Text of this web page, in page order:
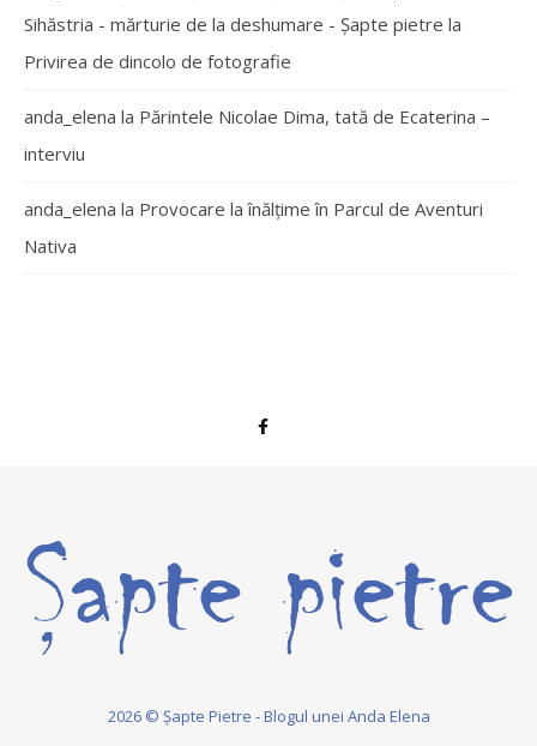
Sihăstria - mărturie de la deshumare - Şapte pietre la
Privirea de dincolo de fotografie
anda_elena la Părintele Nicolae Dima, tată de Ecaterina –
interviu
anda_elena la Provocare la înălțime în Parcul de Aventuri
Nativa
2026 © Șapte Pietre - Blogul unei Anda Elena